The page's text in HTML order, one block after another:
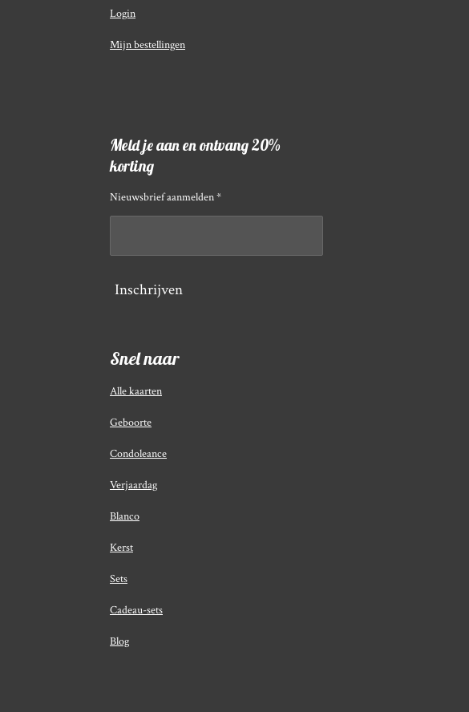
Login
Mijn bestellingen
Meld je aan en ontvang 20%
korting
Nieuwsbrief aanmelden *
Inschrijven
Snel naar
Alle kaarten
Geboorte
Condoleance
Verjaardag
Blanco
Kerst
Sets
Cadeau-sets
Blog